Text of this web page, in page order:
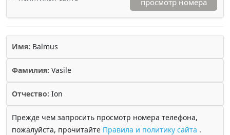
просмотр номера
Имя: Balmus
Фамилия: Vasile
Отчество: Ion
Прежде чем запросить просмотр номера телефона,
пожалуйста, прочитайте Правила и политику сайта .